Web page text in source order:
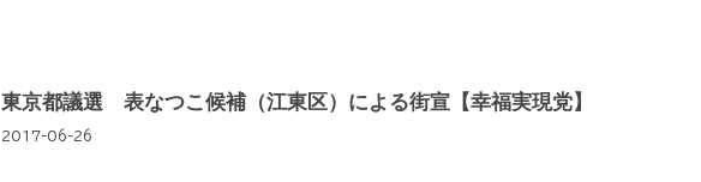
東京都議選 表なつこ候補（江東区）による街宣【幸福実現党】
2017-06-26